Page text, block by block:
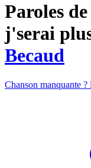
Paroles
j'serai
Becaud
Chanson manquante ?